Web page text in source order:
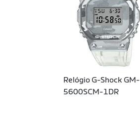
Relógio G-Shock GM-
5600SCM-1DR